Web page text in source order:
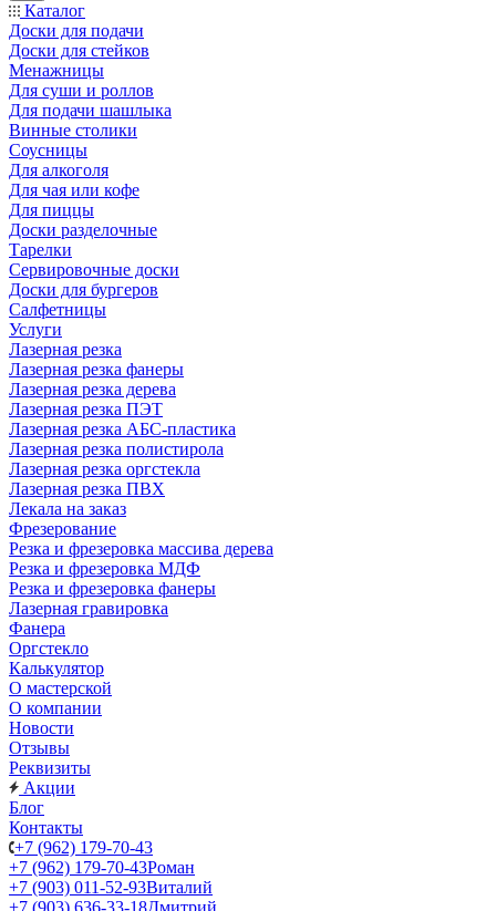
Каталог
Доски для подачи
Доски для стейков
Менажницы
Для суши и роллов
Для подачи шашлыка
Винные столики
Соусницы
Для алкоголя
Для чая или кофе
Для пиццы
Доски разделочные
Тарелки
Сервировочные доски
Доски для бургеров
Салфетницы
Услуги
Лазерная резка
Лазерная резка фанеры
Лазерная резка дерева
Лазерная резка ПЭТ
Лазерная резка АБС-пластика
Лазерная резка полистирола
Лазерная резка оргстекла
Лазерная резка ПВХ
Лекала на заказ
Фрезерование
Резка и фрезеровка массива дерева
Резка и фрезеровка МДФ
Резка и фрезеровка фанеры
Лазерная гравировка
Фанера
Орг­стек­ло
Калькулятор
О мастерской
О компании
Новости
Отзывы
Реквизиты
Акции
Блог
Контакты
+7 (962) 179-70-43
+7 (962) 179-70-43Роман
+7 (903) 011-52-93Виталий
+7 (903) 636-33-18Дмитрий